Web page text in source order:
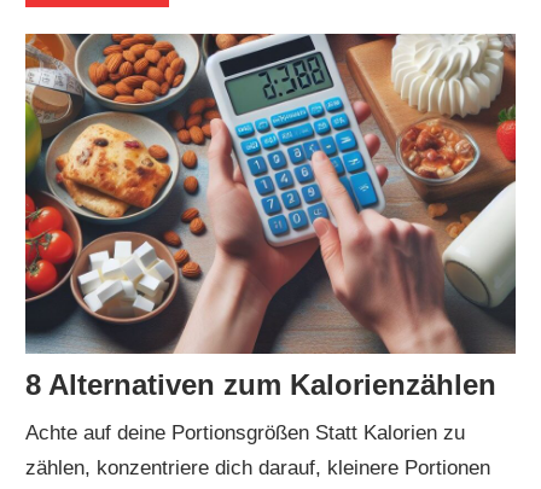
8 Alternativen zum Kalorienzählen
Achte auf deine Portionsgrößen Statt Kalorien zu
zählen, konzentriere dich darauf, kleinere Portionen